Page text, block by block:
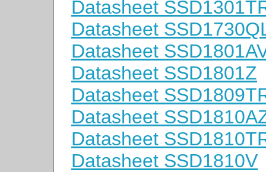
Datasheet
Datasheet
Datasheet
Datasheet SSD1801Z
Datasheet
Datasheet
Datasheet
Datasheet SSD1810V